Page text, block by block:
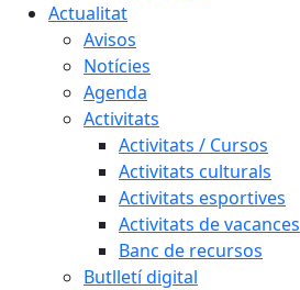
Actualitat
Avisos
Notícies
Agenda
Activitats
Activitats / Cursos
Activitats culturals
Activitats esportives
Activitats de vacances
Banc de recursos
Butlletí digital